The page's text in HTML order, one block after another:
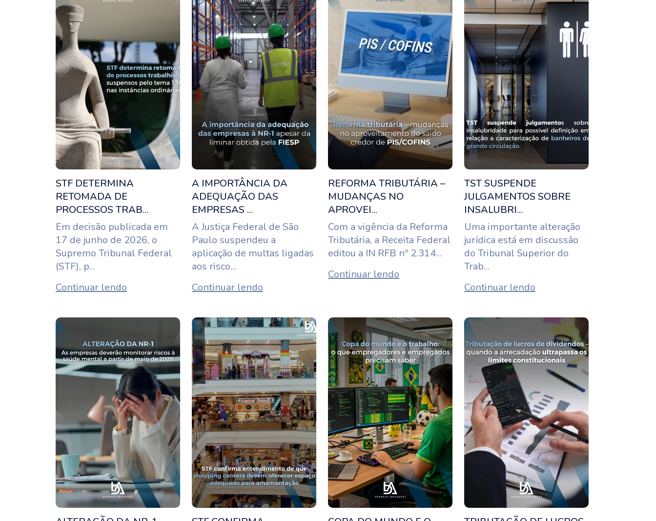
STF DETERMINA
RETOMADA DE
PROCESSOS TRAB...
Em decisão publicada em
17 de junho de 2026, o
Supremo Tribunal Federal
(STF), p...
Continuar lendo
A IMPORTÂNCIA DA
ADEQUAÇÃO DAS
EMPRESAS ...
A Justiça Federal de São
Paulo suspendeu a
aplicação de multas ligadas
aos risco...
Continuar lendo
REFORMA TRIBUTÁRIA –
MUDANÇAS NO
APROVEI...
Com a vigência da Reforma
Tributária, a Receita Federal
editou a IN RFB nº 2.314...
Continuar lendo
TST SUSPENDE
JULGAMENTOS SOBRE
INSALUBRI...
Uma importante alteração
jurídica está em discussão
do Tribunal Superior do
Trab...
Continuar lendo